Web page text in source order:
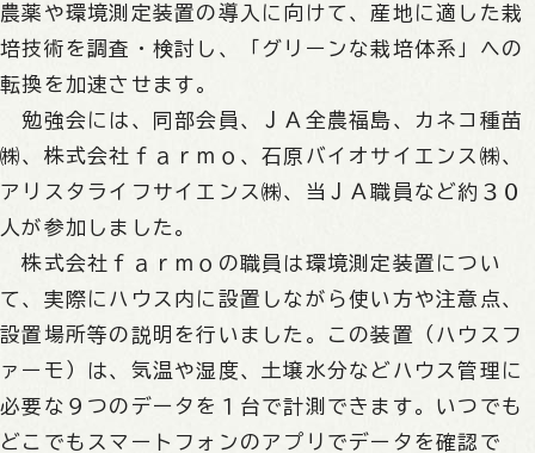
農薬や環境測定装置の導入に向けて、産地に適した栽
培技術を調査・検討し、「グリーンな栽培体系」への
転換を加速させます。
勉強会には、同部会員、ＪＡ全農福島、カネコ種苗
㈱、株式会社ｆａｒｍｏ、石原バイオサイエンス㈱、
アリスタライフサイエンス㈱、当ＪＡ職員など約３０
人が参加しました。
株式会社ｆａｒｍｏの職員は環境測定装置につい
て、実際にハウス内に設置しながら使い方や注意点、
設置場所等の説明を行いました。この装置（ハウスフ
ァーモ）は、気温や湿度、土壌水分などハウス管理に
必要な９つのデータを１台で計測できます。いつでも
どこでもスマートフォンのアプリでデータを確認で